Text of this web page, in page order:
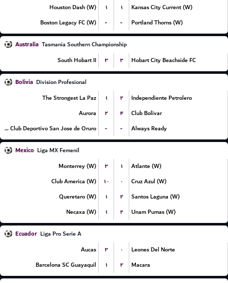
Houston Dash (W)
۱ ۱
Kansas City Current (W)
Boston Legacy FC (W)
- - Portland Thorns (W)
Australia Tasmania Southern Championship
South Hobart II
۳ ۳ Hobart City Beachside FC
Bolivia Division Profesional
The Strongest La Paz
۱ ۲
Independiente Petrolero
Aurora
۲ ۴
Club Bolivar
GV Club Deportivo San Jose de Oruro
- - Always Ready
Mexico Liga MX Femenil
Monterrey (W)
۳ ۱
Atlante (W)
Club America (W)
۱۰ ۰
Cruz Azul (W)
Queretaro (W)
۱ ۲
Santos Laguna (W)
Necaxa (W)
۱ ۲ Unam Pumas (W)
Ecuador Liga Pro Serie A
Aucas
۳ ۰
Leones Del Norte
Barcelona SC Guayaquil
۱ ۲ Macara